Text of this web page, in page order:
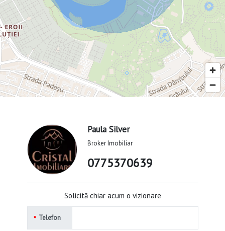
Paula Silver
Broker Imobiliar
0775370639
Solicită chiar acum o vizionare
Telefon